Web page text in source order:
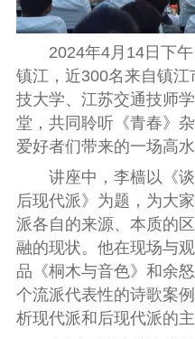
2024年4月14日下午
镇江，近300名来自镇
技大学、江苏交通技师
堂，共同聆听《青春》
爱好者们带来的一场高水
讲座中，李樯以《谈
后现代派》为题，为大
派各自的来源、本质的
融的现状。他在现场与
品《桐木与音色》和余
个流派代表性的诗歌案
析现代派和后现代派的主